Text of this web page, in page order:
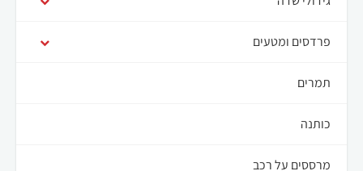
פרדסים ומטעים
תמרים
כותנה
מרססים על רכב